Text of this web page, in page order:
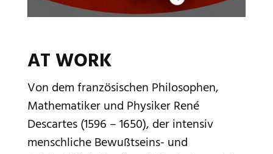
AT WORK
Von dem französischen Philosophen,
Mathematiker und Physiker René
Descartes (1596 – 1650), der intensiv
menschliche Bewußtseins- und